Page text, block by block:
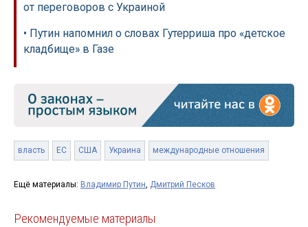
от переговоров с Украиной
• Путин напомнил о словах Гутерриша про «детское
кладбище» в Газе
власть ЕС США Украина международные отношения
Ещё материалы: Владимир Путин Дмитрий Песков
Рекомендуемые материалы